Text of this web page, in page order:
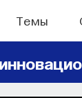
Темы